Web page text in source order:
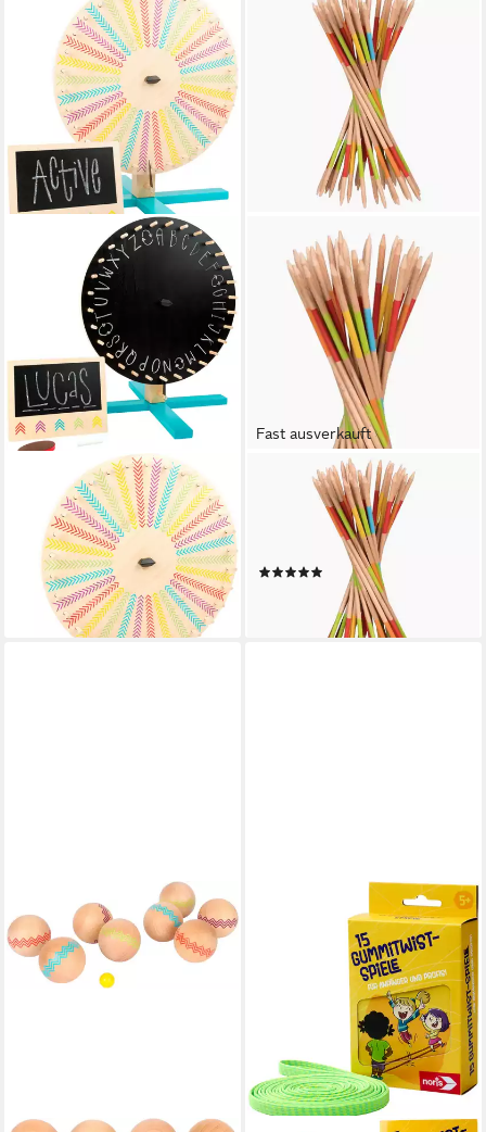
SMALL FOOT
Spiel Glücksrad, Active,
Kinderspiel
ab 50,54 € UVP
-22%
lieferbar - in 3-4 Werktagen bei dir
Fast ausverkauft
Spielesammlung Mikadospiel
27, Strategiespiel, Made in
lieferbar - in 2-3 Werktagen bei dir